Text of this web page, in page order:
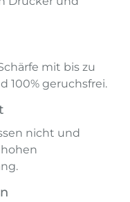
mit bis zu
100% geruchsfrei.
nicht und